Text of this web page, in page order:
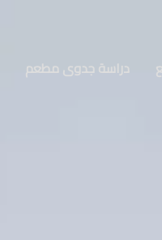
دراسة جدوى مطعم